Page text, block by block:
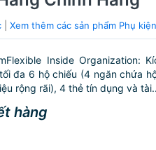
|Xem thêm các sản phẩm Phụ
Inside Organization:
tối đa 6 hộ chiếu (4 ngăn chứa
rộng rãi), 4 thẻ tín dụng và
hàng